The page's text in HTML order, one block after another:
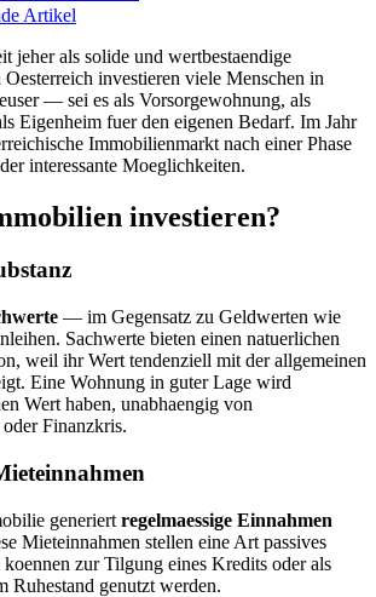
Artikel
jeher als solide und wertbestaendige
investieren viele Menschen in
— sei es als Vorsorgewohnung, als
Eigenheim fuer den eigenen Bedarf. Im Jahr
Immobilienmarkt nach einer Phase
interessante Moeglichkeiten.
investieren?
— im Gegensatz zu Geldwerten wie
Sachwerte bieten einen natuerlichen
weil ihr Wert tendenziell mit der allgemeinen
Eine Wohnung in guter Lage wird
Wert haben, unabhaengig von
Finanzkris.
generiert regelmaessige Einnahmen
Mieteinnahmen stellen eine Art passives
zur Tilgung eines Kredits oder als
Ruhestand genutzt werden.